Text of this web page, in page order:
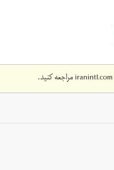
iranintl.comمراجعه کنید.